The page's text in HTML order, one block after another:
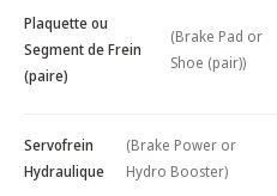
Plaquette ou
Segment de Frein
(paire)
(Brake Pad or
Shoe (pair))
Servofrein
Hydraulique
(Brake Power or
Hydro Booster)